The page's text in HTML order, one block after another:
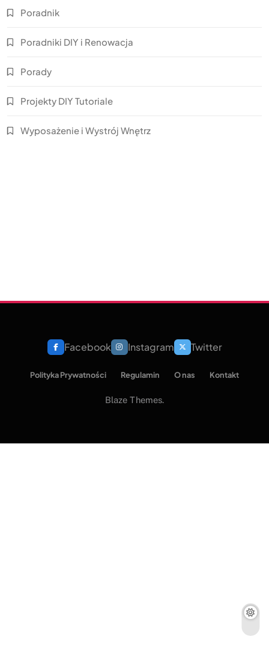
Poradnik
Poradniki DIY i Renowacja
Porady
Projekty DIY Tutoriale
Wyposażenie i Wystrój Wnętrz
Facebook Instagram Twitter
Polityka Prywatności Regulamin O nas Kontakt
Blaze Themes.